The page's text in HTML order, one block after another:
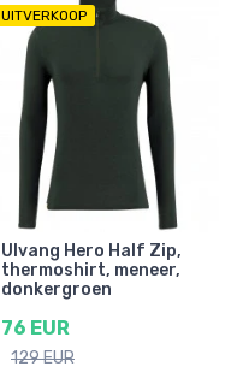
UITVERKOOP
Ulvang Hero Half Zip,
thermoshirt, meneer,
donkergroen
76 EUR
129 EUR